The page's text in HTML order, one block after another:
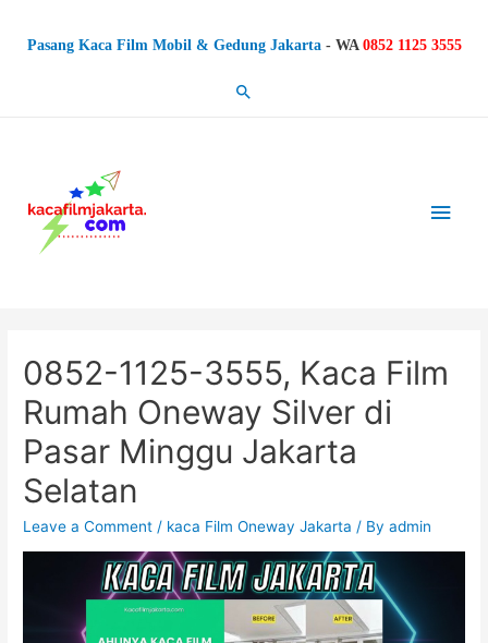
Pasang Kaca Film Mobil & Gedung Jakarta - WA 0852 1125 3555
Search
Main
0852-1125-3555, Kaca Film
Rumah Oneway Silver di
Pasar Minggu Jakarta
Selatan
Leave a Comment / kaca Film Oneway Jakarta / Byadmin